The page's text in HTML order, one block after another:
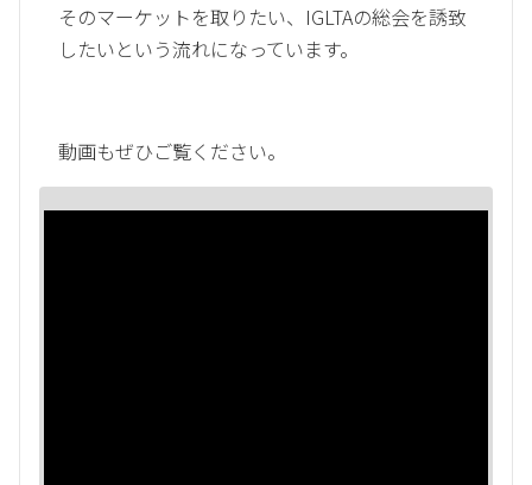
そのマーケットを取りたい、IGLTAの総会を誘致
したいという流れになっています。
動画もぜひご覧ください。